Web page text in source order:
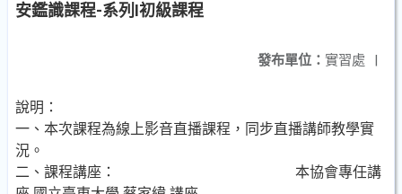
安鑑識課程-系列Ⅰ初級課程
發布單位： 實習處 |
說明：
一、本次課程為線上影音直播課程，同步直播講師教學實
況。
二、課程講座： 本協會專任講